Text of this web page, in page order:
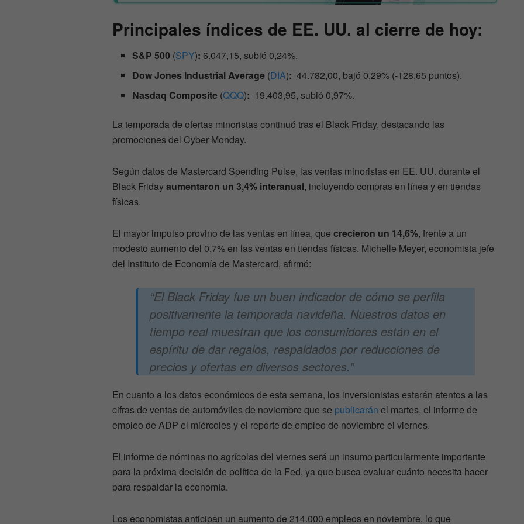
Principales índices de EE. UU. al cierre de hoy:
S&P 500 (SPY): 6.047,15, subió 0,24%.
Dow Jones Industrial Average (DIA): 44.782,00, bajó 0,29% (-128,65 puntos).
Nasdaq Composite (QQQ): 19.403,95, subió 0,97%.
La temporada de ofertas minoristas continuó tras el Black Friday, destacando las
promociones del Cyber Monday.
Según datos de Mastercard Spending Pulse, las ventas minoristas en EE. UU. durante el
Black Fridayaumentaron un 3,4% interanual, incluyendo compras en línea y en tiendas
físicas.
El mayor impulso provino de las ventas en línea, que crecieron un 14,6%, frente a un
modesto aumento del 0,7% en las ventas en tiendas físicas. Michelle Meyer, economista jefe
del Instituto de Economía de Mastercard, afirmó:
“El Black Friday fue un buen indicador de cómo se perfila
positivamente la temporada navideña. Nuestros datos en
tiempo real muestran que los consumidores están en el
espíritu de dar regalos, respaldados por reducciones de
precios y ofertas en diversos sectores.”
En cuanto a los datos económicos de esta semana, los inversionistas estarán atentos a las
cifras de ventas de automóviles de noviembre que se publicarán el martes, el informe de
empleo de ADP el miércoles y el reporte de empleo de noviembre el viernes.
El informe de nóminas no agrícolas del viernes será un insumo particularmente importante
para la próxima decisión de política de la Fed, ya que busca evaluar cuánto necesita hacer
para respaldar la economía.
Los economistas anticipan un aumento de 214.000 empleos en noviembre, lo que